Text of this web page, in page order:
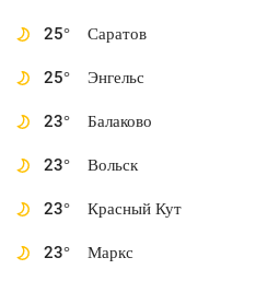
25° Саратов
25° Энгельс
23° Балаково
23° Вольск
23° Красный Кут
23° Маркс